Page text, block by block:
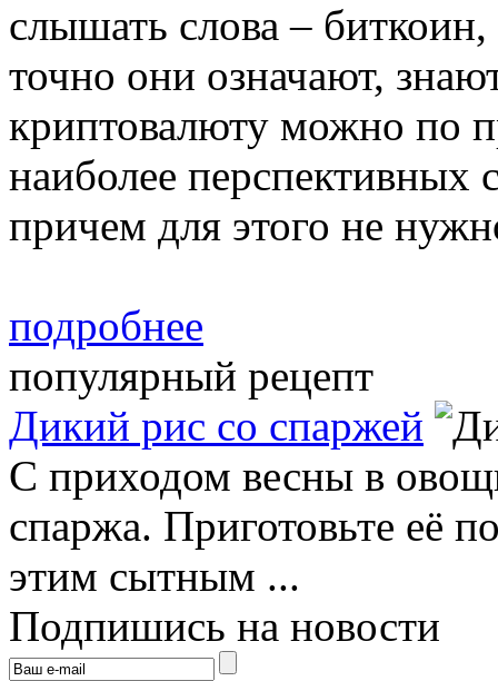
слышать слова –
точно они означают,
криптовалюту можно по
наиболее перспективных
причем для этого не
подробнее
популярный рецепт
Дикий рис со спаржей
С приходом весны в
спаржа. Приготовьте её
этим сытным ...
Подпишись на новости